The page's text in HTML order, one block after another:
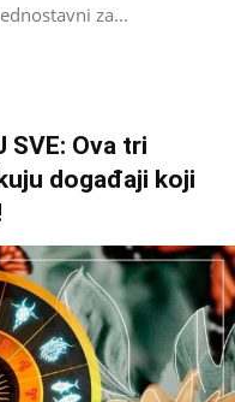
za...
SVE: Ova tri
događaji koji